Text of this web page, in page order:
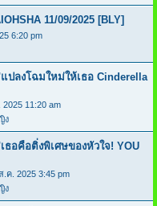
11/09/2025 [BLY]
6:20 pm
แปลงโฉมใหม่ให้เธอ Cinderella
11:20 am
ง
ธอคือติ่งพิเศษของหัวใจ! YOU
ค. 2025 3:45 pm
ง